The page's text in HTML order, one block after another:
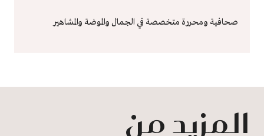
صحافية ومحررة متخصصة في الجمال والموضة والمشاهير
المزيد من